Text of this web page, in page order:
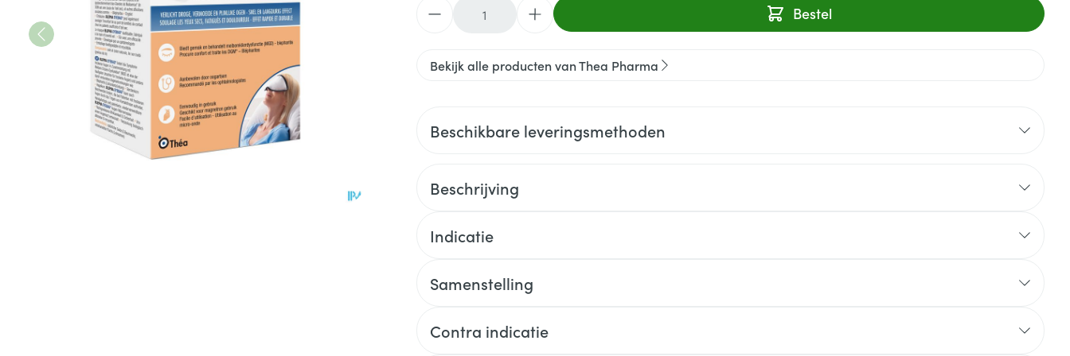
Bestel
Bekijk alle producten van Thea Pharma
Beschikbare leveringsmethoden
Beschrijving
Indicatie
Samenstelling
Contra indicatie